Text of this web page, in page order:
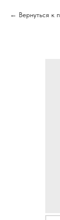
Вернуться к